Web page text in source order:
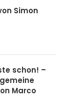
Simon
schon! –
Marco